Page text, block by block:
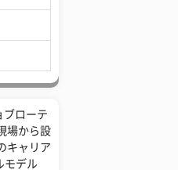
ブローテ
場から設
キャリア
モデル